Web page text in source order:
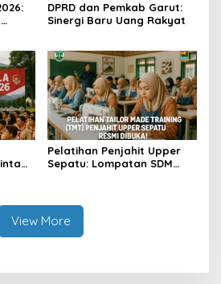
DPRD dan Pemkab Garut:
Sinergi Baru Uang Rakyat
Pelatihan Penjahit Upper
Sepatu: Lompatan SDM
View More